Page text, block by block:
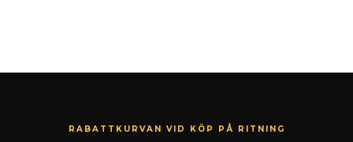
RABATTKURVAN VID KÖP PÅ RITNING